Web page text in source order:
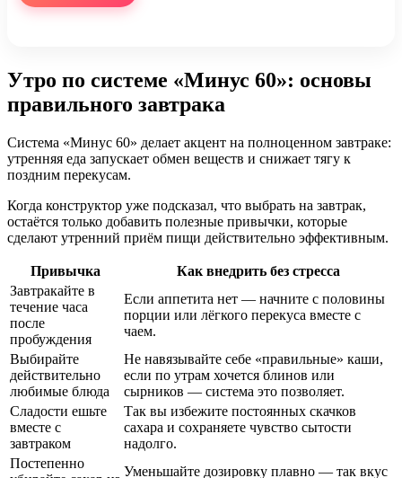
Утро по системе «Минус 60»: основы
правильного завтрака
Система «Минус 60» делает акцент на полноценном завтраке:
утренняя еда запускает обмен веществ и снижает тягу к
поздним перекусам.
Когда конструктор уже подсказал, что выбрать на завтрак,
остаётся только добавить полезные привычки, которые
сделают утренний приём пищи действительно эффективным.
Привычка
Как внедрить без стресса
Завтракайте в
течение часа
после
пробуждения
Если аппетита нет — начните с половины
порции или лёгкого перекуса вместе с
чаем.
Выбирайте
действительно
любимые блюда
Не навязывайте себе «правильные» каши,
если по утрам хочется блинов или
сырников — система это позволяет.
Сладости ешьте
вместе с
завтраком
Так вы избежите постоянных скачков
сахара и сохраняете чувство сытости
надолго.
Постепенно
Уменьшайте дозировку плавно — так вкус